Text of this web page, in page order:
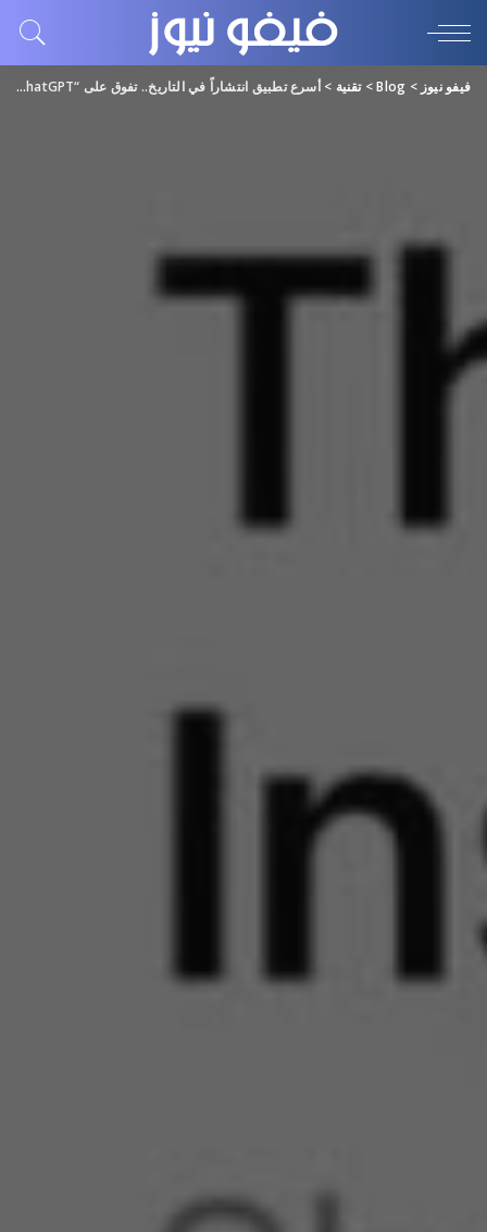
فيفو نيوز >
Blog
>تقنية >أسرع تطبيق انتشاراً في التاريخ.. تفوق على “ChatGPT”